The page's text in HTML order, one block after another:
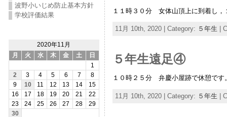
波野小いじめ防止基本方針
学校評価結果
2020年11月
月
火 水 木 金 土 日
1
2
3 4 5 6 7
8
9
10 11 12 13 14
15
16
17 18 19 20 21
22
23
24 25 26 27 28
29
30
１１時３０分 女体山頂上に到着し，
11月 10th, 2020 | Category: ５年生
５年生遠足④
１０時２５分 弁慶小屋跡で休憩です
11月 10th, 2020 | Category: ５年生